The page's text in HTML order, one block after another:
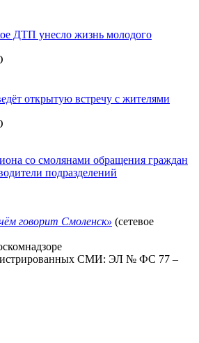
ДТП унесло жизнь молодого
открытую встречу с жителями
со смолянами обращения граждан
подразделений
говорит Смоленск» (сетевое
СМИ: ЭЛ № ФС 77 –